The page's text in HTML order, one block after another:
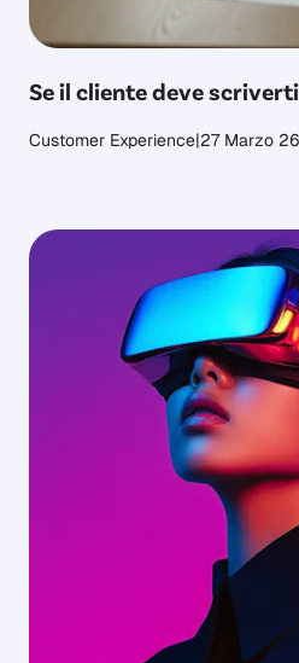
Se il cliente deve
Customer Experience|27 Marzo 26